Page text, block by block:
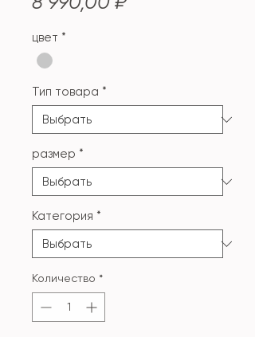
цвет *
Тип товара *
размер *
Категория *
Количество *